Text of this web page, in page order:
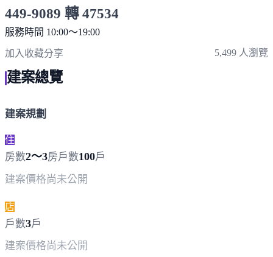
449-9089 轉 47534
服務時間 10:00～19:00
加入收藏分享 5,499 人瀏覽
建案總覽
建案規劃
住
房數2～3房戶數100戶
建案價格尚未公開
店
戶數3戶
建案價格尚未公開